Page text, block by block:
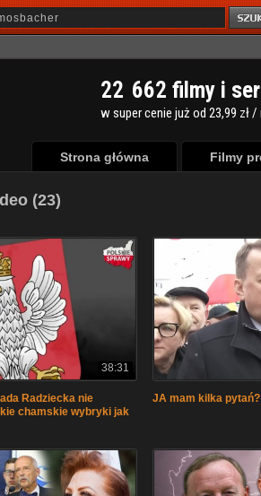
22 662 filmy i
w super cenie już od 23,99 zł
Strona główna Filmy
(23)
38:31
Radziecka nie
chamskie wybryki jak
JA mam kilka pytań?